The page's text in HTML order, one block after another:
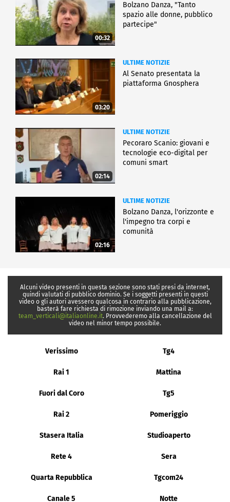
00:32
Bolzano Danza, "Tanto
spazio alle donne, pubblico
partecipe"
03:20
ULTIME NOTIZIE
Al Senato presentata la
piattaforma Gnosphera
02:14
ULTIME NOTIZIE
Pecoraro Scanio: giovani e
tecnologie eco-digital per
comuni smart
02:16
ULTIME NOTIZIE
Bolzano Danza, l'orizzonte e
l'impegno tra corpi e
comunità
Alcuni video presenti in questa sezione sono stati presi da internet,
quindi valutati di pubblico dominio. Se i soggetti presenti in questi
video o gli autori avessero qualcosa in contrario alla pubblicazione,
basterà fare richiesta di rimozione inviando una mail a:
team_verticali@italiaonline.it. Provvederemo alla cancellazione del
video nel minor tempo possibile.
Verissimo Tg4
Rai 1 Mattina
Fuori dal Coro Tg5
Rai 2 Pomeriggio
Stasera Italia Studioaperto
Rete 4 Sera
Quarta Repubblica Tgcom24
Canale 5 Notte